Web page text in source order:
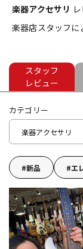
ベース
ドラム
管楽器
アンプ
DJ機器
楽器アクセサリ
楽器店スタッフに
スタッフ
レビュー
カテゴリー
楽器アクセサリ
新品 エ